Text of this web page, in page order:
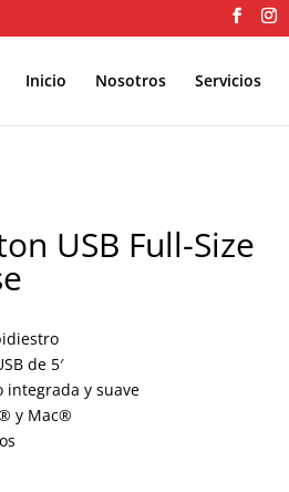
Inicio Nosotros Servicios
USB Full-Size
de 5′
integrada y suave
y Mac®